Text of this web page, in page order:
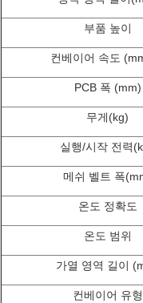
부품 높이
컨베이어 속도 (
PCB 폭 (mm)
무게(kg)
실행/시작 전력
메쉬 벨트 폭
온도 정확도
온도 범위
가열 영역 길이 (
컨베이어 유형